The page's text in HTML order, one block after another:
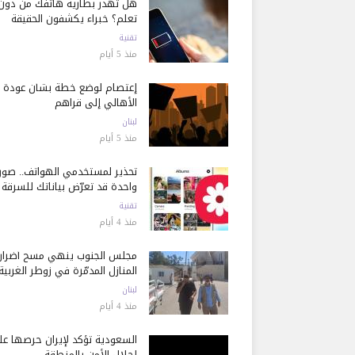
تعلم؟ خبراء يكشفون الحقيقة
تقنية
منذ 5 أيام
إعتصام لوضع خطة بشأن عودة
الأهالي إلى قراهم
لبنان
منذ 5 أيام
تحذير لمستخدمي الهواتف..
واحدة قد تعرّض بياناتك للسرقة
تقنية
منذ 4 أيام
مجلس الجنوب ينهي مسح أضرار
المنازل المدمّرة في زوطر الغربية
لبنان
منذ 4 أيام
السعودية تؤكد لإيران حرصها